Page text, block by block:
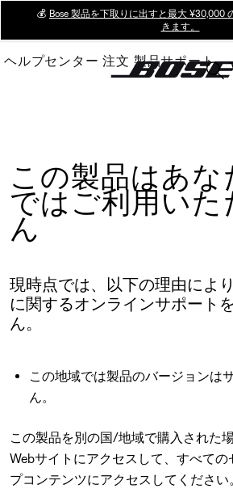
Main
💰 Bose 製品を下取りに出すと最大 ¥30,000
きます。
ヘルプセンター 注文 製品サポート
この製品はあな
ではご利用いた
ん
現時点では、以下の理由によ
に関するオンラインサポート
ん。
この地域では製品のバージョンは
ん。
この製品を別の国/地域で購入された
Webサイトにアクセスして、すべて
プコンテンツにアクセスしてください